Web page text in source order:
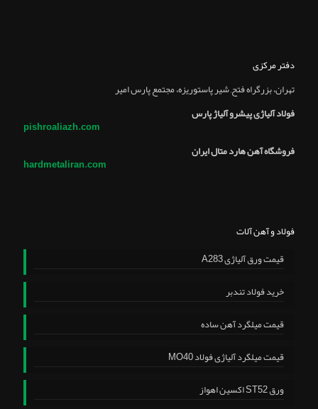
دفتر مرکزی
تهران، بزرگراه فتح, شير پاستوريزه، مجتمع پارس امير
فولاد آلیاژی پیشرو آلیاژ پارس
pishroaliazh.com
فروشگاه آهن هارد متال ایران
hardmetaliran.com
فولاد و آهن آلات
قیمت ورق آلیاژی A283
خرید فولاد تندبر
قیمت میلگرد آهن ساده
قیمت میلگرد آلیاژی فولاد MO40
ورق ST52 اکسین اهواز